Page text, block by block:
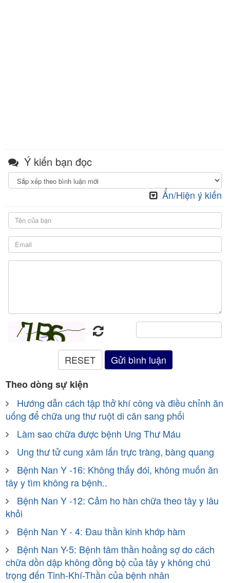
Ý kiến bạn đọc
Ẩn/Hiện ý kiến
Theo dòng sự kiện
Hướng dẫn cách tập thở khí công và điều chỉnh ăn
uống để chữa ung thư ruột di căn sang phổi
Làm sao chữa được bệnh Ung Thư Máu
Ung thư tử cung xâm lấn trực tràng, bàng quang
Bệnh Nan Y -16: Không thấy đói, không muốn ăn
tây y tìm không ra bệnh..
Bệnh Nan Y -12: Cảm ho hàn chữa theo tây y lâu
khỏi
Bệnh Nan Y - 4: Đau thần kinh khớp hàm
Bệnh Nan Y-5: Bệnh tâm thần hoảng sợ do cách
chữa dồn dập không đồng bộ của tây y không chú
trọng đến Tinh-Khí-Thần của bệnh nhân